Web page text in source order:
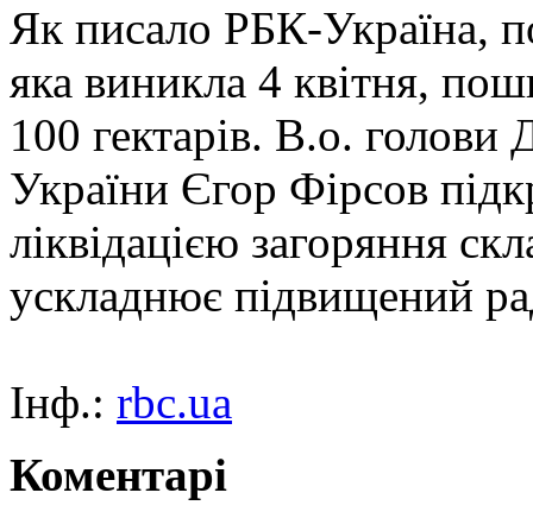
Як писало РБК-Україна,
яка виникла 4 квітня,
100 гектарів. В.о. голови
України Єгор Фірсов
ліквідацією загоряння
ускладнює підвищений
Інф.: rbc.ua
Коментарі